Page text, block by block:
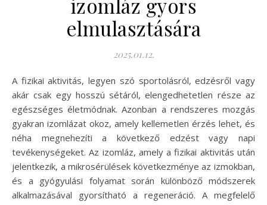
izomláz gyors
elmulasztására
2025.01.12.
A fizikai aktivitás, legyen szó sportolásról, edzésről vagy
akár csak egy hosszú sétáról, elengedhetetlen része az
egészséges életmódnak. Azonban a rendszeres mozgás
gyakran izomlázat okoz, amely kellemetlen érzés lehet, és
néha megnehezíti a következő edzést vagy napi
tevékenységeket. Az izomláz, amely a fizikai aktivitás után
jelentkezik, a mikrosérülések következménye az izmokban,
és a gyógyulási folyamat során különböző módszerek
alkalmazásával gyorsítható a regeneráció. A megfelelő